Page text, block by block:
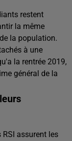
restent
la même
la population.
à une
la rentrée 2019,
général de la
assurent les